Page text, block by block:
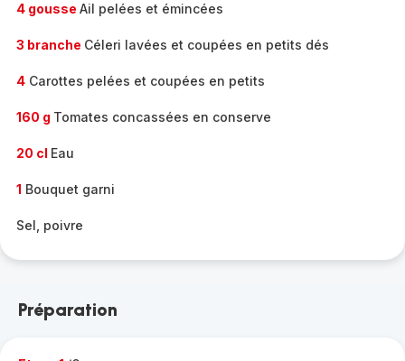
4 gousse Ail pelées et émincées
3 branche Céleri lavées et coupées en petits dés
4 Carottes pelées et coupées en petits
160 g Tomates concassées en conserve
20 cl Eau
1 Bouquet garni
Sel, poivre
Préparation